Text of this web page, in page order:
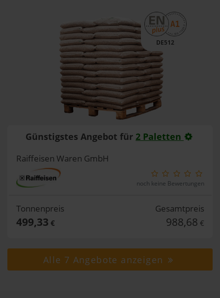
DE512
Günstigstes Angebot für 2 Paletten
Raiffeisen Waren GmbH
noch keine Bewertungen
Tonnenpreis
499,33 €
Gesamtpreis
988,68 €
Alle 7 Angebote anzeigen